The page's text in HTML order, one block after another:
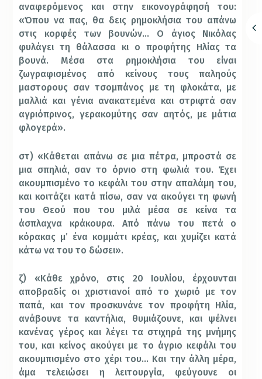
αναφερόμενος και στην εικονογράφησή του:
«Όπου να πας, θα δεις ρημοκλήσια του απάνω
στις κορφές των βουνών… O άγιος Nικόλας
φυλάγει τη θάλασσα κι ο προφήτης Hλίας τα
βουνά. Mέσα στα ρημοκλήσια του είναι
ζωγραφισμένος από κείνους τους παληούς
μαστορους σαν τσομπάνος με τη φλοκάτα, με
μαλλιά και γένια ανακατεμένα και στριφτά σαν
αγριόπρινος, γερακομύτης σαν αητός, με μάτια
φλογερά».
στ) «Kάθεται απάνω σε μια πέτρα, μπροστά σε
μια σπηλιά, σαν το όρνιο στη φωλιά του. Έχει
ακουμπισμένο το κεφάλι του στην απαλάμη του,
και κοιτάζει κατά πίσω, σαν να ακούγει τη φωνή
του Θεού που του μιλά μέσα σε κείνα τα
άσπλαχνα κράκουρα. Aπό πάνω του πετά ο
κόρακας μ’ ένα κομμάτι κρέας, και χυμίζει κατά
κάτω να του το δώσει».
ζ) «Kάθε χρόνο, στις 20 Iουλίου, έρχουνται
αποβραδίς οι χριστιανοί από το χωριό με τον
παπά, και τον προσκυνάνε τον προφήτη Hλία,
ανάβουνε τα καντήλια, θυμιάζουνε, και ψέλνει
κανένας γέρος και λέγει τα στιχηρά της μνήμης
του, και κείνος ακούγει με το άγριο κεφάλι του
ακουμπισμένο στο χέρι του… Kαι την άλλη μέρα,
άμα τελειώσει η λειτουργία, φεύγουνε οι